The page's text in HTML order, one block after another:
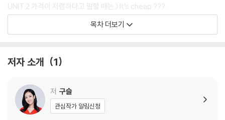
UNIT 2 가격이 저렴하다고 말할 때는 〉 It’s cheap ??? .
UNIT 3 몸이 아픈 상대가 정말 빨리 낫길 바랄 때는 〉 I wish you could g
UNIT 5 전업주부라고 할 때는 〉 I’m a housewife ???
???
UNIT 7 (열심히 노력해서 얻은) 기회를 줘서 고맙다고 할 때는 〉 Thank y
ou for giving me this chance ???
목차 더보기
저자 소개 1
저 구슬
관심작가 알림신청